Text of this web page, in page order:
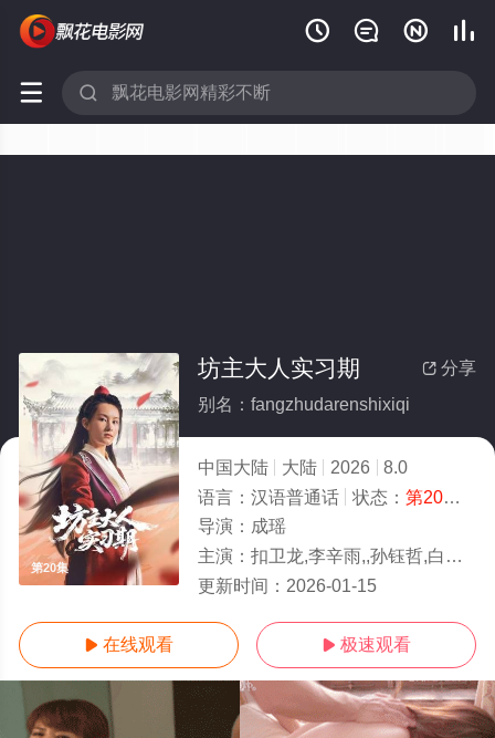
   
 
第20集
 分享
坊主大人实习期
别名：fangzhudarenshixiqi
中国大陆 大陆 2026
8.0
语言： 汉语普通话 状态： 第20集
导演： 成瑶
主演： 扣卫龙,李辛雨,,孙钰哲,白啸华
更新时间： 2026-01-15
 在线观看  极速观看